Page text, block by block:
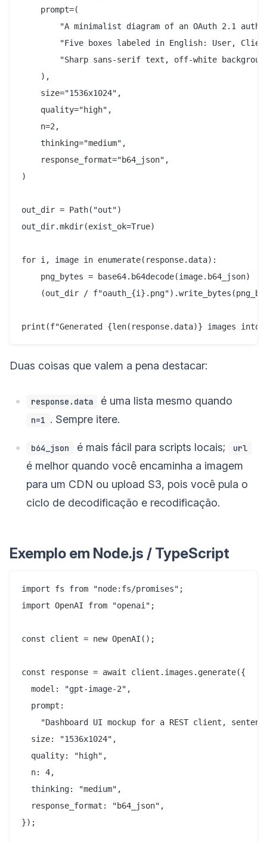
    prompt=(
"A minimalist diagram of an OAuth 2.1
"Five boxes labeled in English: User,
"Sharp sans-serif text, off-white
    ),
    size="1536x1024",
    quality="high",
    n=2,
    thinking="medium",
    response_format="b64_json",
)
out_dir = Path("out")
out_dir.mkdir(exist_ok=True)
for i, image in enumerate(response.data):
    png_bytes = base64.b64decode(image.b64_json)
(out_dir /
Duas coisas que valem a pena destacar:
response.data é uma lista mesmo quando
n=1 . Sempre itere.
b64_json é mais fácil para scripts locais; url
é melhor quando você encaminha a imagem
para um CDN ou upload S3, pois você pula o
ciclo de decodificação e recodificação.
Exemplo em Node.js / TypeScript
import fs from "node:fs/promises";
import OpenAI from "openai";
const client = new OpenAI();
const response = await client.images.generate({
  model: "gpt-image-2",
  prompt:
"Dashboard UI mockup for a REST client,
  size: "1536x1024",
  quality: "high",
  n: 4,
  thinking: "medium",
  response_format: "b64_json",
});